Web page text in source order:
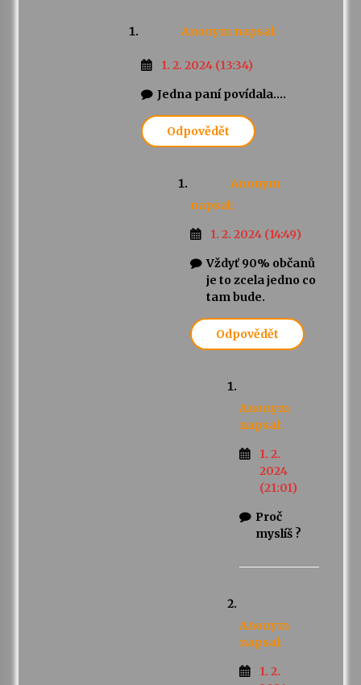
Anonym napsal:
1. 2. 2024 (13:34)
Jedna paní povídala….
Odpovědět
Anonym
napsal:
1. 2. 2024 (14:49)
Vždyť 90% občanů
je to zcela jedno co
tam bude.
Odpovědět
Anonym
napsal:
1. 2.
2024
(21:01)
Proč
myslíš ?
Anonym
napsal:
1. 2.